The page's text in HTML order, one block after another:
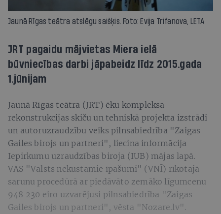
Jaunā Rīgas teātra atslēgu saišķis. Foto: Evija Trifanova, LETA
JRT pagaidu mājvietas Miera ielā
būvniecības darbi jāpabeidz līdz 2015.gada
1.jūnijam
Jaunā Rīgas teātra (JRT) ēku kompleksa
rekonstrukcijas skiču un tehniskā projekta izstrādi
un autoruzraudzību veiks pilnsabiedrība "Zaigas
Gailes birojs un partneri", liecina informācija
Iepirkumu uzraudzības biroja (IUB) mājas lapā.
VAS "Valsts nekustamie īpašumi" (VNĪ) rīkotajā
sarunu procedūrā ar piedāvāto zemāko līgumcenu
948 230 eiro uzvarējusi pilnsabiedrība "Zaigas
Gailes birojs un partneri", vēsta "Nozare.lv".